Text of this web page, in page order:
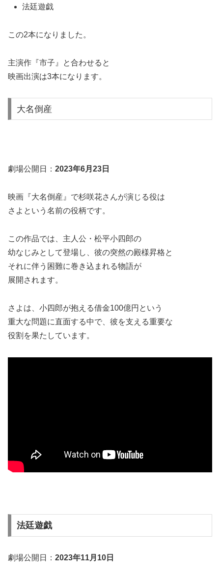
法廷遊戯
この2本になりました。
主演作『市子』と合わせると
映画出演は3本になります。
大名倒産
劇場公開日： 2023年6月23日
映画『大名倒産』で杉咲花さんが演じる役は
さよという名前の役柄です。
この作品では、主人公・松平小四郎の
幼なじみとして登場し、彼の突然の殿様昇格と
それに伴う困難に巻き込まれる物語が
展開されます。
さよは、小四郎が抱える借金100億円という
重大な問題に直面する中で、彼を支える重要な
役割を果たしています。
法廷遊戯
劇場公開日： 2023年11月10日